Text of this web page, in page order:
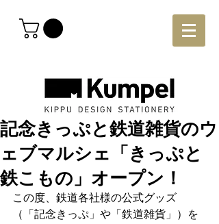
記念きっぷと鉄道雑貨のウ
ェブマルシェ「きっぷと
鉄こもの」オープン！
この度、鉄道各社様の公式グッズ
（「記念きっぷ」や「鉄道雑貨」）を